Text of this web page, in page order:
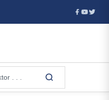
БАБХ призовава: Не